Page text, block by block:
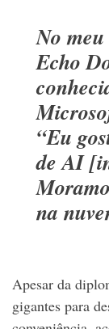
No
Echo
“Eu
de AI
na
Apesar da
gigantes para